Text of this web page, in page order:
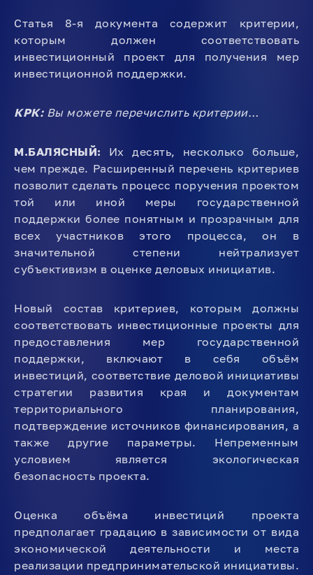
Статья 8-я документа содержит критерии,
которым должен соответствовать
инвестиционный проект для получения мер
инвестиционной поддержки.
КРК: Вы можете перечислить критерии…
М.БАЛЯСНЫЙ: Их десять, несколько больше,
чем прежде. Расширенный перечень критериев
позволит сделать процесс поручения проектом
той или иной меры государственной
поддержки более понятным и прозрачным для
всех участников этого процесса, он в
значительной степени нейтрализует
субъективизм в оценке деловых инициатив.
Новый состав критериев, которым должны
соответствовать инвестиционные проекты для
предоставления мер государственной
поддержки, включают в себя объём
инвестиций, соответствие деловой инициативы
стратегии развития края и документам
территориального планирования,
подтверждение источников финансирования, а
также другие параметры. Непременным
условием является экологическая
безопасность проекта.
Оценка объёма инвестиций проекта
предполагает градацию в зависимости от вида
экономической деятельности и места
реализации предпринимательской инициативы.